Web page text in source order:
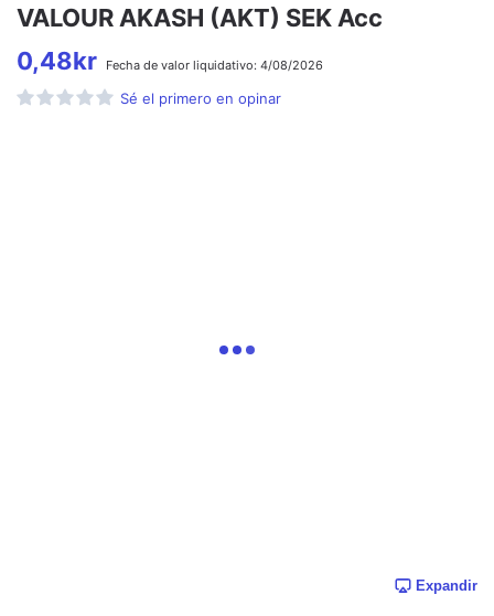
VALOUR AKASH (AKT) SEK Acc
0,48kr Fecha de valor liquidativo: 4/08/2026
Sé el primero en opinar
Expandir